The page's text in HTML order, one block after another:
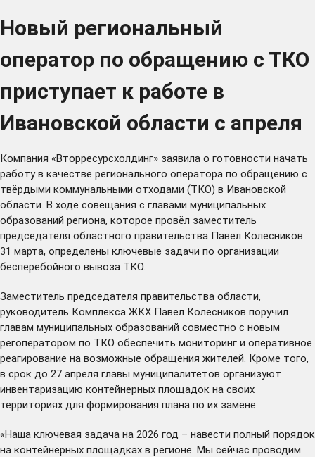
Новый региональный
оператор по обращению с ТКО
приступает к работе в
Ивановской области с апреля
Компания «Вторресурсхолдинг» заявила о готовности начать
работу в качестве регионального оператора по обращению с
твёрдыми коммунальными отходами (ТКО) в Ивановской
области. В ходе совещания с главами муниципальных
образований региона, которое провёл заместитель
председателя областного правительства Павел Колесников
31 марта, определены ключевые задачи по организации
бесперебойного вывоза ТКО.
Заместитель председателя правительства области,
руководитель Комплекса ЖКХ Павел Колесников поручил
главам муниципальных образований совместно с новым
регоператором по ТКО обеспечить мониторинг и оперативное
реагирование на возможные обращения жителей. Кроме того,
в срок до 27 апреля главы муниципалитетов организуют
инвентаризацию контейнерных площадок на своих
территориях для формирования плана по их замене.
«Наша ключевая задача на 2026 год – навести полный порядок
на контейнерных площадках в регионе. Мы сейчас проводим